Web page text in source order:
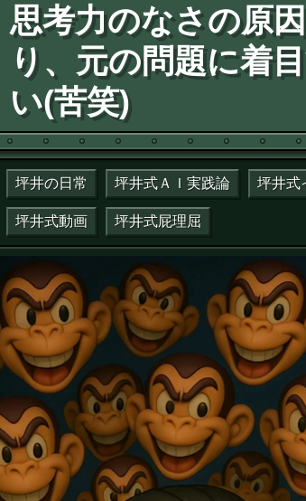
思考力のなさの原
り、元の問題に着
い(苦笑)
カテゴリー：
坪井の日常 坪井式ＡＩ実践論 坪井式
坪井式動画 坪井式屁理屈